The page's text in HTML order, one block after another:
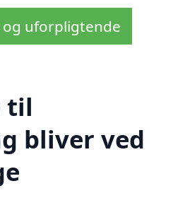
og uforpligtende
til
bliver ved